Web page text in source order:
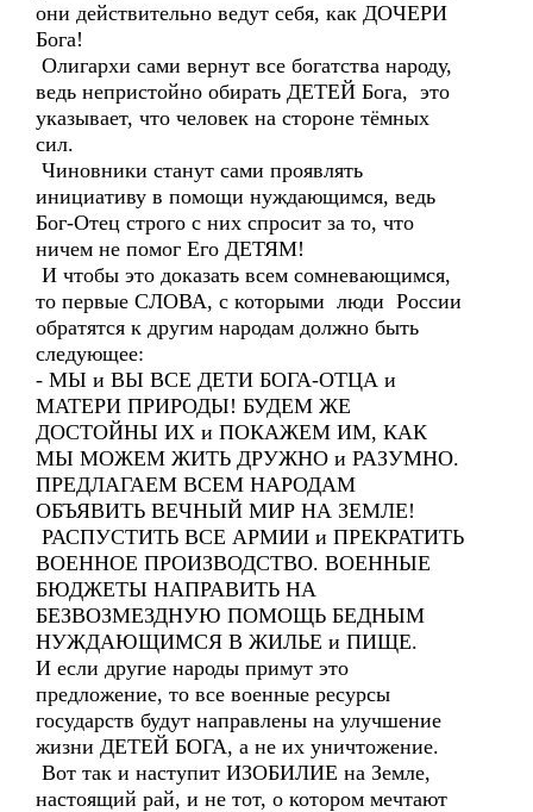
они действительно ведут себя, как ДОЧЕРИ
Бога!
Олигархи сами вернут все богатства народу,
ведь непристойно обирать ДЕТЕЙ Бога, это
указывает, что человек на стороне тёмных
сил.
Чиновники станут сами проявлять
инициативу в помощи нуждающимся, ведь
Бог-Отец строго с них спросит за то, что
ничем не помог Его ДЕТЯМ!
И чтобы это доказать всем сомневающимся,
то первые СЛОВА, с которыми люди России
обратятся к другим народам должно быть
следующее:
- МЫ и ВЫ ВСЕ ДЕТИ БОГА-ОТЦА и
МАТЕРИ ПРИРОДЫ! БУДЕМ ЖЕ
ДОСТОЙНЫ ИХ и ПОКАЖЕМ ИМ, КАК
МЫ МОЖЕМ ЖИТЬ ДРУЖНО и РАЗУМНО.
ПРЕДЛАГАЕМ ВСЕМ НАРОДАМ
ОБЪЯВИТЬ ВЕЧНЫЙ МИР НА ЗЕМЛЕ!
РАСПУСТИТЬ ВСЕ АРМИИ и ПРЕКРАТИТЬ
ВОЕННОЕ ПРОИЗВОДСТВО. ВОЕННЫЕ
БЮДЖЕТЫ НАПРАВИТЬ НА
БЕЗВОЗМЕЗДНУЮ ПОМОЩЬ БЕДНЫМ
НУЖДАЮЩИМСЯ В ЖИЛЬЕ и ПИЩЕ.
И если другие народы примут это
предложение, то все военные ресурсы
государств будут направлены на улучшение
жизни ДЕТЕЙ БОГА, а не их уничтожение.
Вот так и наступит ИЗОБИЛИЕ на Земле,
настоящий рай, и не тот, о котором мечтают